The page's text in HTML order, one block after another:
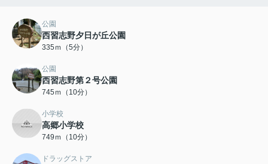
公園
西習志野夕日が丘公園
335ｍ（5分）
公園
西習志野第２号公園
745ｍ（10分）
小学校
高郷小学校
749ｍ（10分）
ドラッグストア